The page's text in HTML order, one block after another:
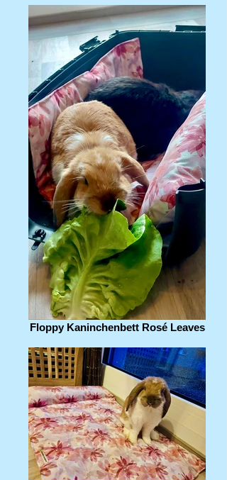
Floppy Kaninchenbett Rosé Leaves